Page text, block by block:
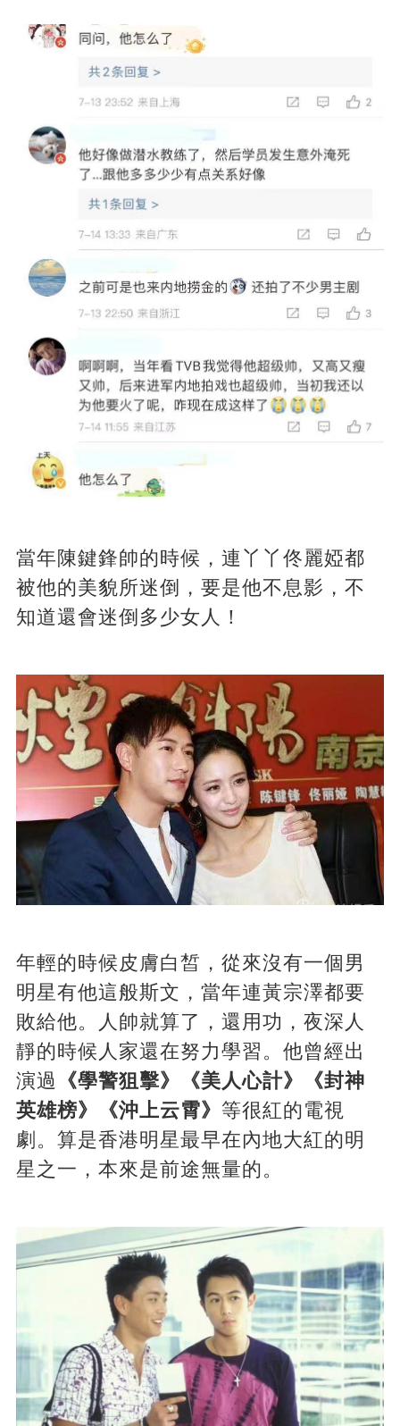
當年陳鍵鋒帥的時候，連丫丫佟麗婭都
被他的美貌所迷倒，要是他不息影，不
知道還會迷倒多少女人！
年輕的時候皮膚白皙，從來沒有一個男
明星有他這般斯文，當年連黃宗澤都要
敗給他。人帥就算了，還用功，夜深人
靜的時候人家還在努力學習。他曾經出
演過
《學警狙擊》《美人心計》《封神
英雄榜》《沖上云霄》 等很紅的電視
劇。算是香港明星最早在內地大紅的明
星之一，本來是前途無量的。